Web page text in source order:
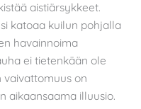
aistiärsykkeet.
katoaa kuilun pohjalla
havainnoima
ei tietenkään ole
vaivattomuus on
aikaansaama illuusio.